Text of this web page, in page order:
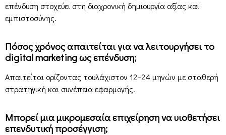
επένδυση στοχεύει στη διαχρονική δημιουργία αξίας και
εμπιστοσύνης.
Πόσος χρόνος απαιτείται για να λειτουργήσει το
digital marketing ως επένδυση;
Απαιτείται ορίζοντας τουλάχιστον 12–24 μηνών με σταθερή
στρατηγική και συνέπεια εφαρμογής.
Μπορεί μια μικρομεσαία επιχείρηση να υιοθετήσει
επενδυτική προσέγγιση;